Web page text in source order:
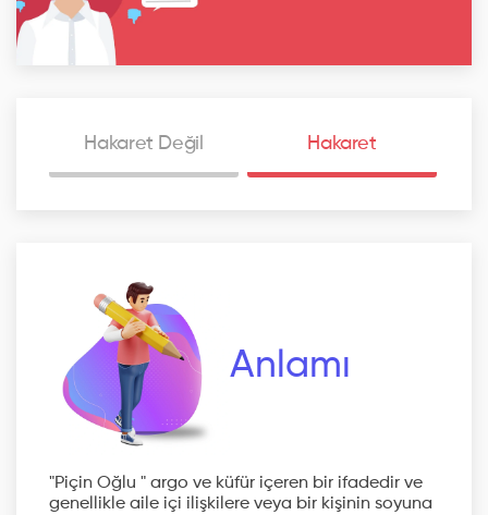
Hakaret Değil Hakaret
Anlamı
"Piçin Oğlu " argo ve küfür içeren bir ifadedir ve
genellikle aile içi ilişkilere veya bir kişinin soyuna